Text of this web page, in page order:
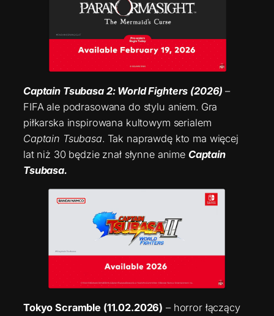
Captain Tsubasa 2: World Fighters (2026)–
FIFA ale podrasowana do stylu aniem. Gra
piłkarska inspirowana kultowym serialem
Captain Tsubasa. Tak naprawdę kto ma więcej
lat niż 30 będzie znał słynne anime Captain
Tsubasa.
Tokyo Scramble (11.02.2026) – horror łączący